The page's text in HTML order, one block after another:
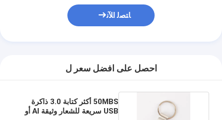
ﺎﺘﺼﻟ ﺍﻶﻧ
احصل على افضل سعر ل
50MBS أكثر كتابة 3.0 ذاكرة
USB سريعة للشعار وثيقة AI أو